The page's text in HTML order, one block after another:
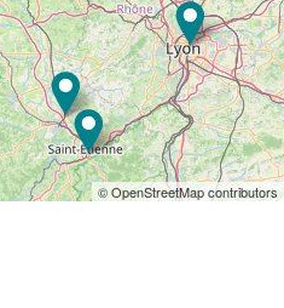
© OpenStreetMap contributors